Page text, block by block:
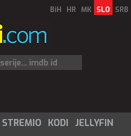
BiH HR MK SLO SRB
STREMIO KODI
JELLYFIN